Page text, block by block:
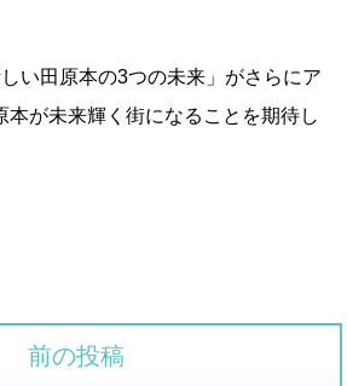
い田原本の3つの未来」がさらにア
本が未来輝く街になることを期待し
前の投稿